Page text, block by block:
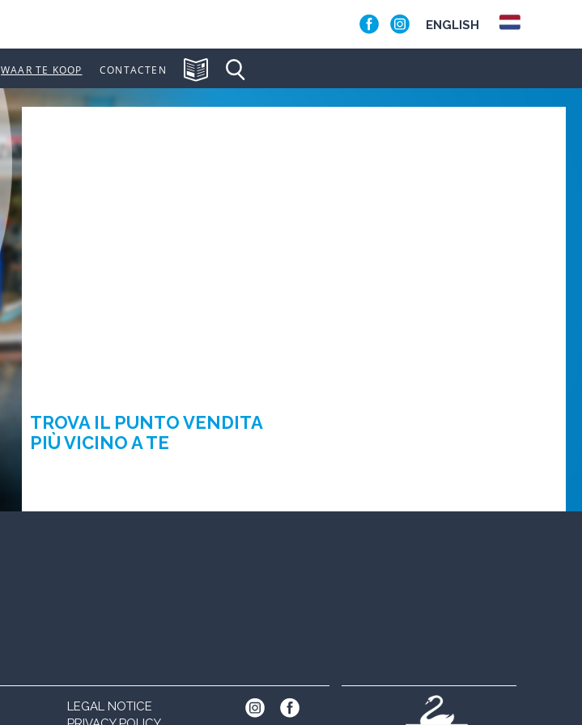
ENGLISH
WAAR TE KOOP CONTACTEN
TROVA IL PUNTO VENDITA
PIÙ VICINO A TE
LEGAL NOTICE